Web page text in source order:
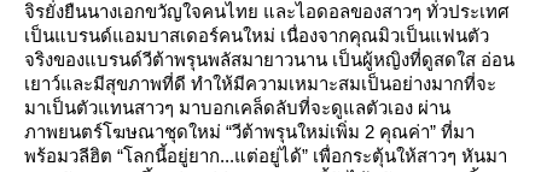
จิรยั่งยืนนางเอกขวัญใจคนไทย และไอดอลของสาวๆ ทั่วประเทศ
เป็นแบรนด์แอมบาสเดอร์คนใหม่ เนื่องจากคุณมิวเป็นแฟนตัว
จริงของแบรนด์วีต้าพรุนพลัสมายาวนาน เป็นผู้หญิงที่ดูสดใส อ่อน
เยาว์และมีสุขภาพที่ดี ทำให้มีความเหมาะสมเป็นอย่างมากที่จะ
มาเป็นตัวแทนสาวๆ มาบอกเคล็ดลับที่จะดูแลตัวเอง ผ่าน
ภาพยนตร์โฆษณาชุดใหม่ “วีต้าพรุนใหม่เพิ่ม 2 คุณค่า” ที่มา
พร้อมวลีฮิต “โลกนี้อยู่ยาก...แต่อยู่ได้” เพื่อกระตุ้นให้สาวๆ หันมา